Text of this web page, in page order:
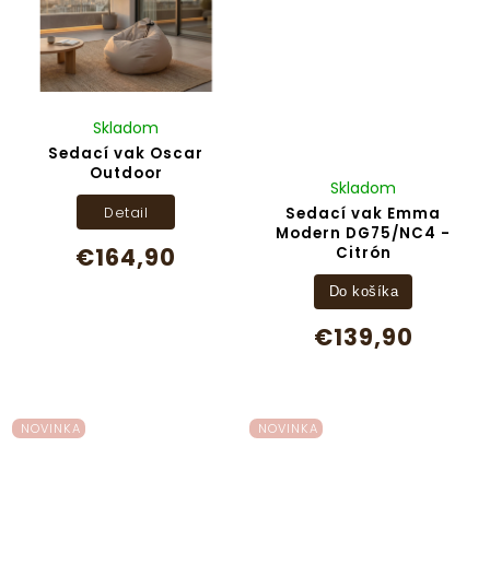
Sedací vak Oscar
Outdoor
Skladom
€164,90
Detail
Sedací vak Emma
Modern DG75/NC4 -
Citrón
Skladom
€139,90
Do košíka
NOVINKA NOVINKA